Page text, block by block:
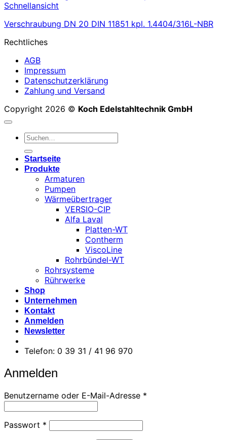
Schnellansicht
Verschraubung DN 20 DIN 11851 kpl. 1.4404/316L-NBR
Rechtliches
AGB
Impressum
Datenschutzerklärung
Zahlung und Versand
Copyright 2026 © Koch Edelstahltechnik GmbH
Suchen
Startseite
Produkte
Armaturen
Pumpen
Wärmeübertrager
VERSIO-CIP
Alfa Laval
Platten-WT
Contherm
ViscoLine
Rohrbündel-WT
Rohrsysteme
Rührwerke
Shop
Unternehmen
Kontakt
Anmelden
Newsletter
Telefon: 0 39 31 / 41 96 970
Anmelden
Benutzername oder E-Mail-Adresse *
Passwort *